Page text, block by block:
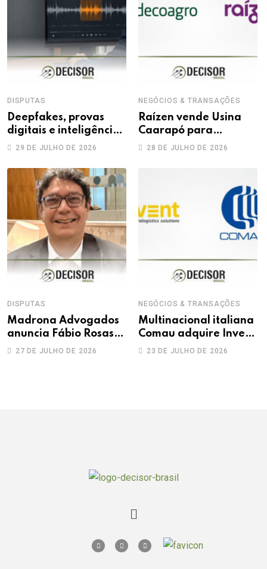
DISPUTAS
Deepfakes, provas
digitais e inteligência
artificial: novos
da prova trabalhista
29 DE JULHO DE 2026
NEGÓCIOS & TRANSAÇÕES
Raízen vende Usina
Caarapó para
Adecoagro em
28 DE JULHO DE 2026
DISPUTAS
Madrona Advogados
anuncia Fábio Rosas
como novo sócio
27 DE JULHO DE 2026
NEGÓCIOS & TRANSAÇÕES
Multinacional italiana
Comau adquire Invent
Solutions
23 DE JULHO DE 2026